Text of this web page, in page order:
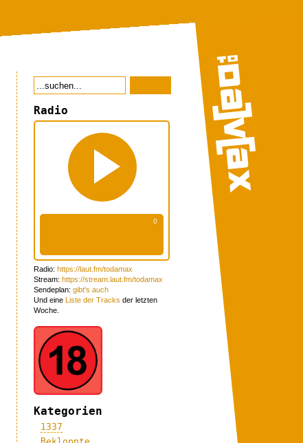
Radio
Radio: https://laut.fm/todamax
Stream: https://stream.laut.fm/todamax
Sendeplan: gibt's auch
Und eine Liste der Tracks der letzten
Woche.
Kategorien
1337